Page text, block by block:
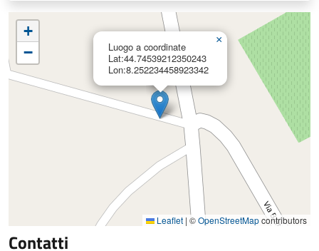
Luogo a coordinate
Lat:44.74539212350243
Lon:8.252234458923342
×
+
−
Leaflet | ©OpenStreetMapcontributors
Contatti